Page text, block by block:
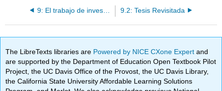
9.2: Tesis Revisitada
The LibreTexts libraries are Powered by NICE CXone Expertand
are supported by the Department of Education Open Textbook Pilot
Project, the UC Davis Office of the Provost, the UC Davis Library,
the California State University Affordable Learning Solutions